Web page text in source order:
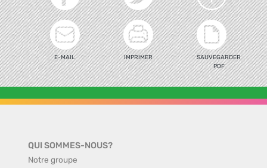
E-MAIL IMPRIMER
SAUVEGARDER
PDF
QUI SOMMES-NOUS?
Notre groupe